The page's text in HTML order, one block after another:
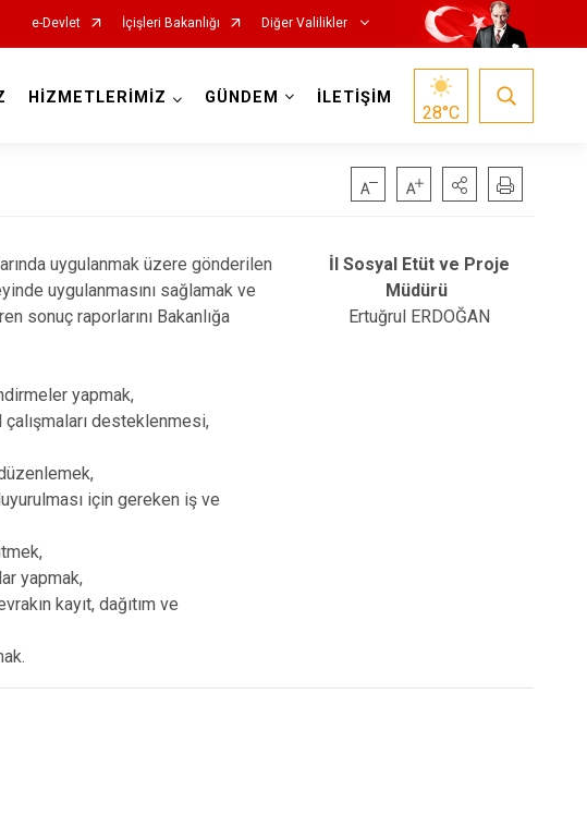
e-Devlet İçişleri Bakanlığı Diğer Valilikler
HİZMETLERİMİZ GÜNDEM İLETİŞİM
28°C
uygulanmak üzere gönderilen
uygulanmasını sağlamak ve
sonuç raporlarını Bakanlığa
yapmak,
desteklenmesi,
için gereken iş ve
yapmak,
kayıt, dağıtım ve
İl Sosyal Etüt ve Proje
Müdürü
Ertuğrul ERDOĞAN